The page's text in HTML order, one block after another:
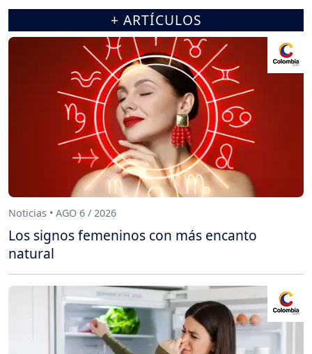
+ ARTÍCULOS
Noticias • AGO 6 / 2026
Los signos femeninos con más encanto
natural